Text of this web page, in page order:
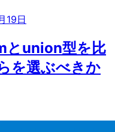
19日
union型を比
を選ぶべきか